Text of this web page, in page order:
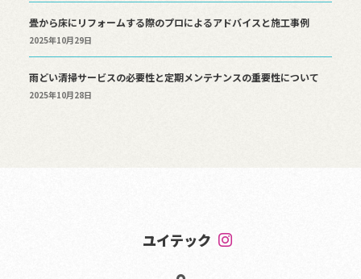
畳から床にリフォームする際のプロによるアドバイスと施工事例
2025年10月29日
雨どい清掃サービスの必要性と定期メンテナンスの重要性について
2025年10月28日
ユイテック